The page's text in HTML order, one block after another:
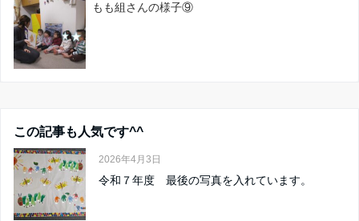
もも組さんの様子⑨
この記事も人気です^^
2026年4月3日
令和７年度 最後の写真を入れています。